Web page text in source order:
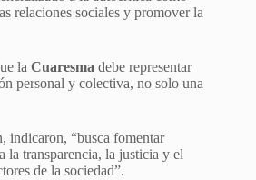
relaciones sociales y promover la
la Cuaresma debe representar
personal y colectiva, no solo una
indicaron, “busca fomentar
la transparencia, la justicia y el
de la sociedad”.